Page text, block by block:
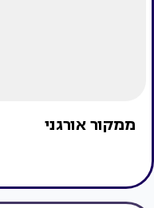
ממקור אורגני